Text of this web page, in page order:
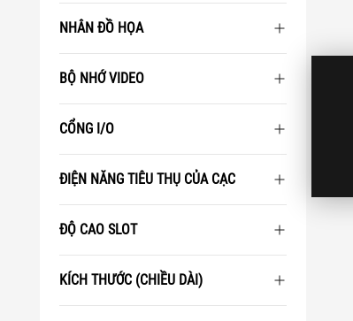
NHÂN ĐỒ HỌA
BỘ NHỚ VIDEO
CỔNG I/O
ĐIỆN NĂNG TIÊU THỤ CỦA CẠC
ĐỘ CAO SLOT
KÍCH THƯỚC (CHIỀU DÀI)